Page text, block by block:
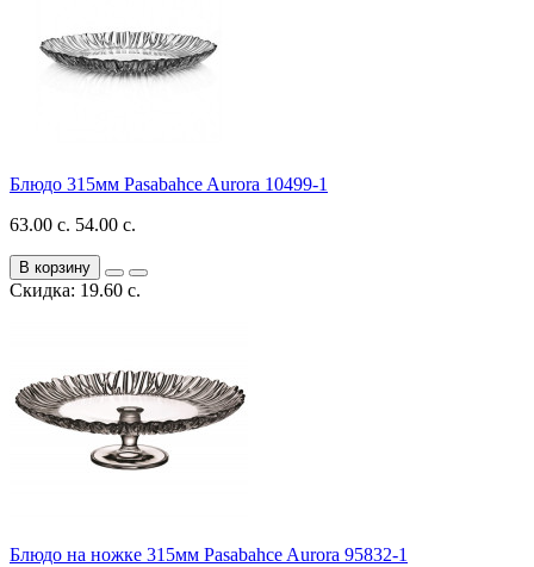
Блюдо 315мм Pasabahce Aurora 10499-1
63.00 с. 54.00 с.
В корзину
Скидка: 19.60 с.
Блюдо на ножке 315мм Pasabahce Aurora 95832-1